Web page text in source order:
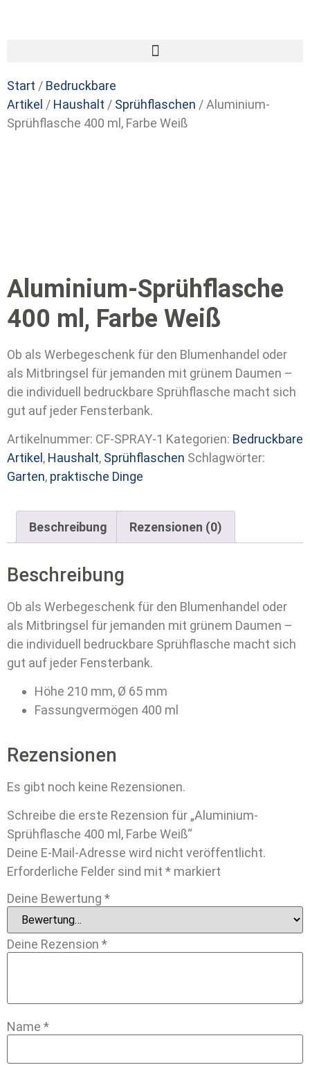
Start / Bedruckbare
Artikel / Haushalt / Sprühflaschen / Aluminium-
Sprühflasche 400 ml, Farbe Weiß
Aluminium-Sprühflasche
400 ml, Farbe Weiß
Ob als Werbegeschenk für den Blumenhandel oder
als Mitbringsel für jemanden mit grünem Daumen –
die individuell bedruckbare Sprühflasche macht sich
gut auf jeder Fensterbank.
Artikelnummer: CF-SPRAY-1 Kategorien: Bedruckbare
Artikel , Haushalt, Sprühflaschen Schlagwörter:
Garten, praktische Dinge
Beschreibung Rezensionen (0)
Beschreibung
Ob als Werbegeschenk für den Blumenhandel oder
als Mitbringsel für jemanden mit grünem Daumen –
die individuell bedruckbare Sprühflasche macht sich
gut auf jeder Fensterbank.
Höhe 210 mm, Ø 65 mm
Fassungvermögen 400 ml
Rezensionen
Es gibt noch keine Rezensionen.
Schreibe die erste Rezension für „Aluminium-
Sprühflasche 400 ml, Farbe Weiß“
Deine E-Mail-Adresse wird nicht veröffentlicht.
Erforderliche Felder sind mit * markiert
Deine Bewertung *
Deine Rezension *
Name *